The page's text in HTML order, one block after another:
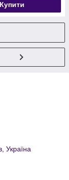
Купити
Україна